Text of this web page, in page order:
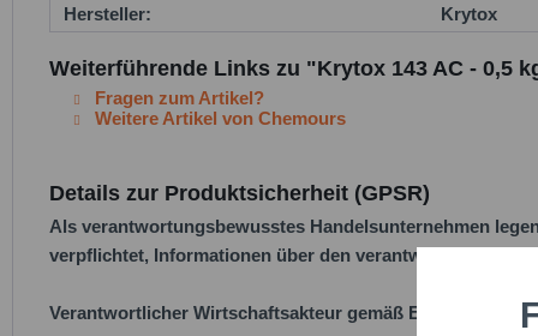
Hersteller: Krytox
Weiterführende Links zu "Krytox 143 AC - 0,5
Fragen zum Artikel?
Weitere Artikel von Chemours
Details zur Produktsicherheit (GPSR)
Als verantwortungsbewusstes Handelsunternehmen
verpflichtet, Informationen über den verantwortlichen
Verantwortlicher Wirtschaftsakteur gemäß EU-